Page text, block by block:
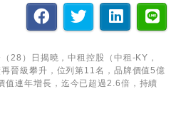
28）日揭曉，中租控股（中租-KY，
晉級攀升，位列第11名，品牌價值5億
值連年增長，迄今已超過2.6倍，持續